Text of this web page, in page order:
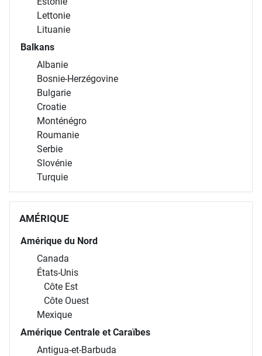
Lettonie
Lituanie
Balkans
Albanie
Bosnie-Herzégovine
Bulgarie
Croatie
Monténégro
Roumanie
Serbie
Slovénie
Turquie
AMÉRIQUE
Amérique du Nord
Canada
États-Unis
Côte Est
Côte Ouest
Mexique
Amérique Centrale et Caraïbes
Antigua-et-Barbuda